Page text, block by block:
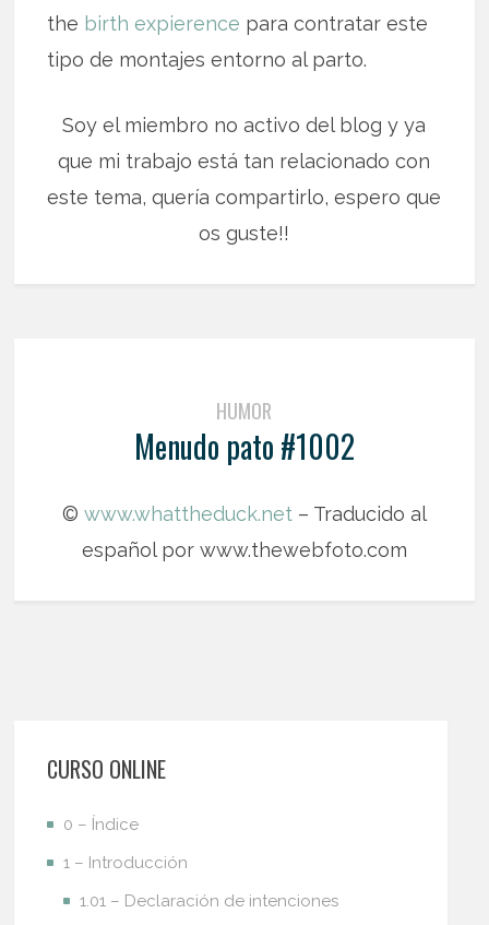
the birth expierence para contratar este
tipo de montajes entorno al parto.
Soy el miembro no activo del blog y ya
que mi trabajo está tan relacionado con
este tema, quería compartirlo, espero que
os guste!!
HUMOR
Menudo pato #1002
© www.whattheduck.net– Traducido al
español por www.thewebfoto.com
CURSO ONLINE
0 – Índice
1 – Introducción
1.01 – Declaración de intenciones